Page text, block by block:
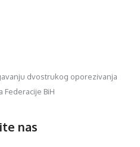
dvostrukog oporezivanja
Federacije BiH
nas